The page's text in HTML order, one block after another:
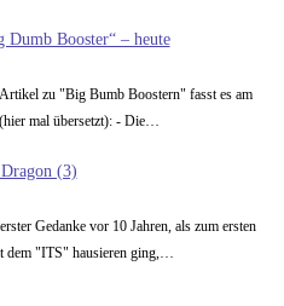
Dumb Booster“ – heute
zu "Big Bumb Boostern" fasst es am
mal übersetzt): - Die…
(3)
Gedanke vor 10 Jahren, als zum ersten
dem "ITS" hausieren ging,…